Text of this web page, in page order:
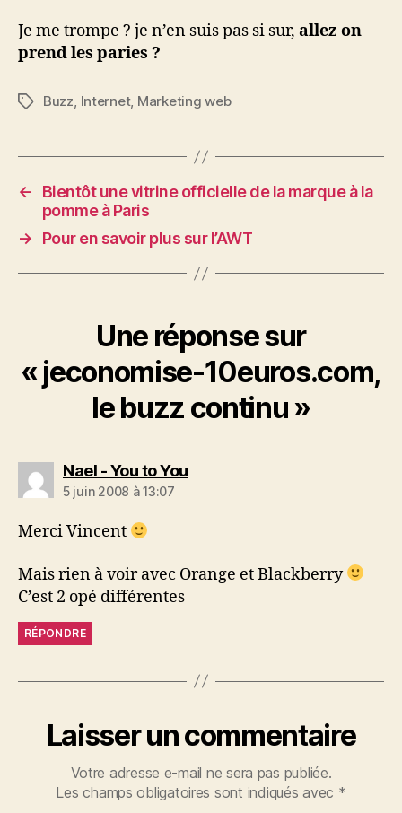
Je me trompe ? je n’en suis pas si sur, allez on
prend les paries ?
Étiquettes
Buzz, Internet, Marketing web
←
Bientôt une vitrine officielle de la marque à la
pomme à Paris
→
Pour en savoir plus sur l’AWT
Une réponse sur
« jeconomise-10euros.com,
le buzz continu »
Nael - You to Youdit :
5 juin 2008 à 13:07
Merci Vincent
Mais rien à voir avec Orange et Blackberry
C’est 2 opé différentes
RÉPONDRE
Laisser un commentaire
Votre adresse e-mail ne sera pas publiée.
Les champs obligatoires sont indiqués avec *